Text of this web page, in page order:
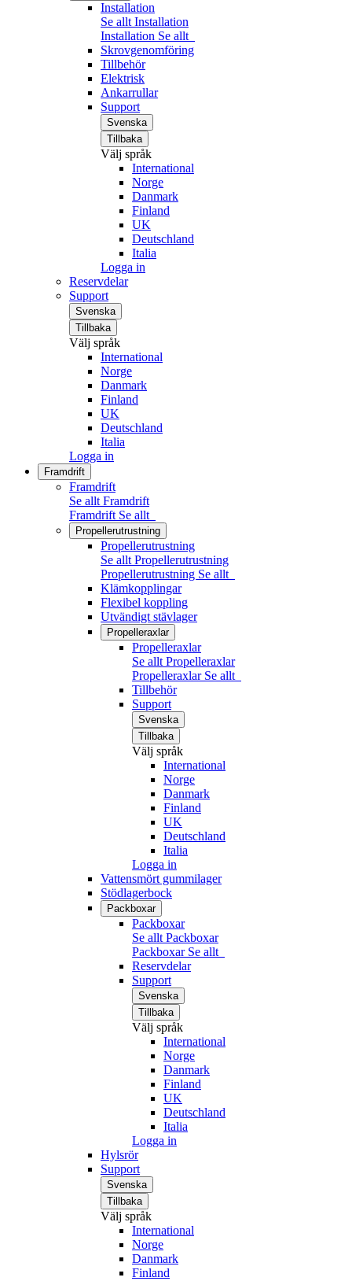
Installation
Se allt Installation
Installation Se allt
Skrovgenomföring
Tillbehör
Elektrisk
Ankarrullar
Support
Svenska
Tillbaka
Välj språk
International
Norge
Danmark
Finland
UK
Deutschland
Italia
Logga in
Reservdelar
Support
Svenska
Tillbaka
Välj språk
International
Norge
Danmark
Finland
UK
Deutschland
Italia
Logga in
Framdrift
Framdrift
Se allt Framdrift
Framdrift Se allt
Propellerutrustning
Propellerutrustning
Se allt Propellerutrustning
Propellerutrustning Se allt
Klämkopplingar
Flexibel koppling
Utvändigt stävlager
Propelleraxlar
Propelleraxlar
Se allt Propelleraxlar
Propelleraxlar Se allt
Tillbehör
Support
Svenska
Tillbaka
Välj språk
International
Norge
Danmark
Finland
UK
Deutschland
Italia
Logga in
Vattensmört gummilager
Stödlagerbock
Packboxar
Packboxar
Se allt Packboxar
Packboxar Se allt
Reservdelar
Support
Svenska
Tillbaka
Välj språk
International
Norge
Danmark
Finland
UK
Deutschland
Italia
Logga in
Hylsrör
Support
Svenska
Tillbaka
Välj språk
International
Norge
Danmark
Finland